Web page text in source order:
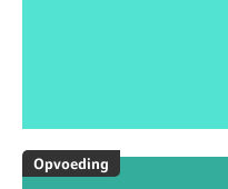
Opvoeding